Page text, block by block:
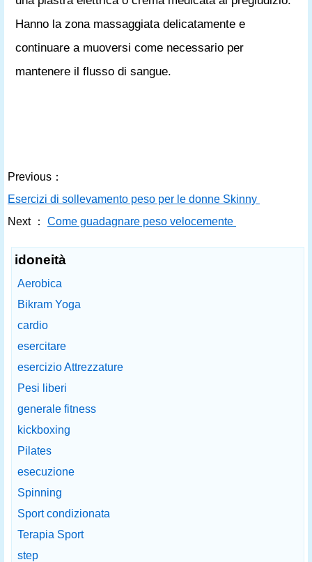
Hanno la zona massaggiata delicatamente e
continuare a muoversi come necessario per
mantenere il flusso di sangue.
Previous：
Esercizi di sollevamento peso per le donne Skinny
Next ：
Come guadagnare peso velocemente
idoneità
Aerobica
Bikram Yoga
cardio
esercitare
esercizio Attrezzature
Pesi liberi
generale fitness
kickboxing
Pilates
esecuzione
Spinning
Sport condizionata
Terapia Sport
step